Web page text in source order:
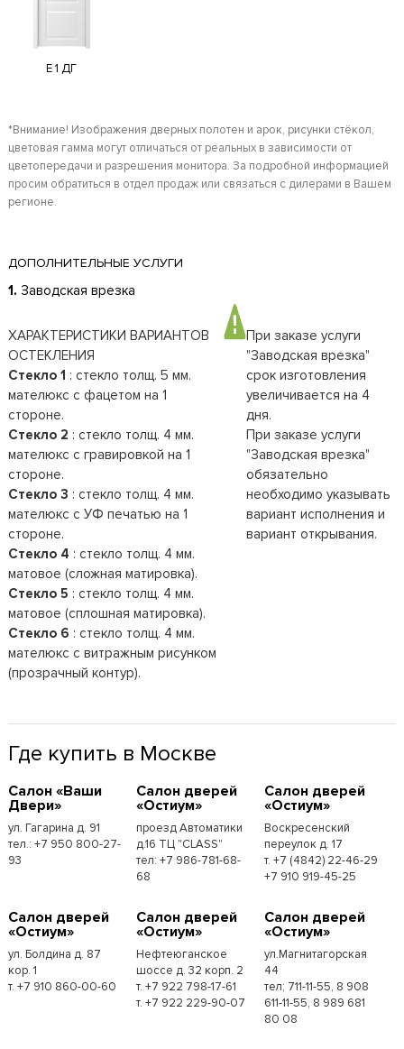
E 1 ДГ
*Внимание! Изображения дверных полотен и арок, рисунки стёкол,
цветовая гамма могут отличаться от реальных в зависимости от
цветопередачи и разрешения монитора. За подробной информацией
просим обратиться в отдел продаж или связаться с дилерами в Вашем
регионе.
ДОПОЛНИТЕЛЬНЫЕ УСЛУГИ
1. Заводская врезка
ХАРАКТЕРИСТИКИ ВАРИАНТОВ
ОСТЕКЛЕНИЯ
Стекло 1 : стекло толщ. 5 мм.
мателюкс с фацетом на 1
стороне.
Стекло 2 : стекло толщ. 4 мм.
мателюкс с гравировкой на 1
стороне.
Стекло 3 : стекло толщ. 4 мм.
мателюкс с УФ печатью на 1
стороне.
Стекло 4 : стекло толщ. 4 мм.
матовое (сложная матировка).
Стекло 5 : стекло толщ. 4 мм.
матовое (сплошная матировка).
Стекло 6 : стекло толщ. 4 мм.
мателюкс с витражным рисунком
(прозрачный контур).
При заказе услуги
"Заводская врезка"
срок изготовления
увеличивается на 4
дня.
При заказе услуги
"Заводская врезка"
обязательно
необходимо указывать
вариант исполнения и
вариант открывания.
Где купить в Москве
Cалон «Ваши
Двери»
ул. Гагарина д. 91
тел.: +7 950 800-27-
93
Cалон дверей
«Остиум»
проезд Автоматики
д.16 ТЦ "CLASS"
тел: +7 986-781-68-
68
Cалон дверей
«Остиум»
Воскресенский
переулок д. 17
т. +7 (4842) 22-46-29
+7 910 919-45-25
Cалон дверей
«Остиум»
ул. Болдина д. 87
кор. 1
т. +7 910 860-00-60
Cалон дверей
«Остиум»
Нефтеюганское
шоссе д. 32 корп. 2
т. +7 922 798-17-61
т. +7 922 229-90-07
Cалон дверей
«Остиум»
ул.Магнитагорская
44
тел; 711-11-55, 8 908
611-11-55, 8 989 681
80 08